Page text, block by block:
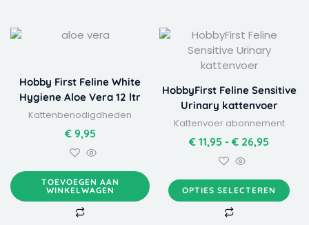
Hobby First Feline White
Hygiene Aloe Vera 12 ltr
Kattenbenodigdheden
€9,95
TOEVOEGEN AAN
WINKELWAGEN
HobbyFirst Feline Sensitive
Urinary kattenvoer
Kattenvoer abonnement
€ 11,95 - € 26,95
€ 11,95
OPTIES SELECTEREN
Dit
product
heeft
variaties.
Deze
optie
kan
gekozen
op
de
productpagina